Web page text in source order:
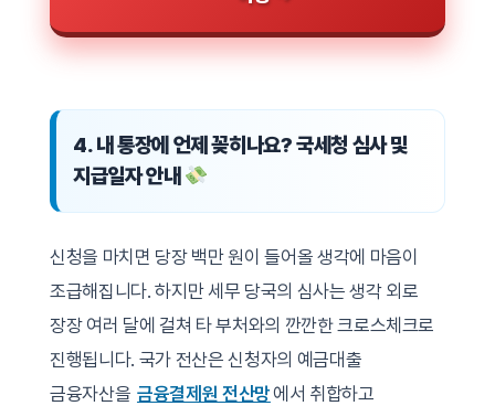
4. 내 통장에 언제 꽂히나요? 국세청 심사 및
지급일자 안내
신청을 마치면 당장 백만 원이 들어올 생각에 마음이
조급해집니다. 하지만 세무 당국의 심사는 생각 외로
장장 여러 달에 걸쳐 타 부처와의 깐깐한 크로스체크로
진행됩니다. 국가 전산은 신청자의 예금대출
금융자산을 금융결제원 전산망에서 취합하고